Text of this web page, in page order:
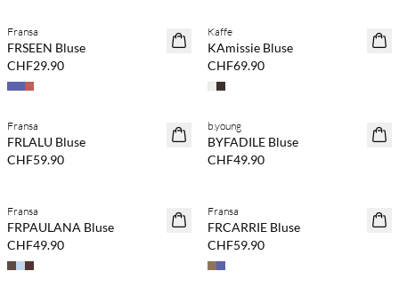
NEUHEITEN
Fransa
FRSEEN Bluse
CHF29.90
NEUHEITEN
Kaffe
KAmissie Bluse
CHF69.90
NEUHEITEN
Kaufe mind. 2 & spare 20 %
Fransa
FRLALU Bluse
CHF59.90
NEUHEITEN
b.young
BYFADILE Bluse
CHF49.90
NEUHEITEN
Fransa
FRPAULANA Bluse
CHF49.90
NEUHEITEN
Fransa
FRCARRIE Bluse
CHF59.90